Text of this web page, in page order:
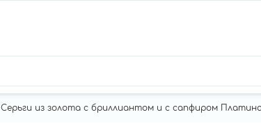
Серьги из золота с бриллиантом и с сапфиром Платина